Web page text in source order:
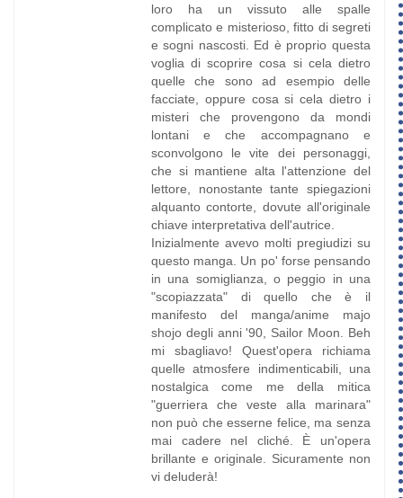
loro ha un vissuto alle spalle
complicato e misterioso, fitto di segreti
e sogni nascosti. Ed è proprio questa
voglia di scoprire cosa si cela dietro
quelle che sono ad esempio delle
facciate, oppure cosa si cela dietro i
misteri che provengono da mondi
lontani e che accompagnano e
sconvolgono le vite dei personaggi,
che si mantiene alta l'attenzione del
lettore, nonostante tante spiegazioni
alquanto contorte, dovute all'originale
chiave interpretativa dell'autrice.
Inizialmente avevo molti pregiudizi su
questo manga. Un po' forse pensando
in una somiglianza, o peggio in una
"scopiazzata" di quello che è il
manifesto del manga/anime majo
shojo degli anni '90, Sailor Moon. Beh
mi sbagliavo! Quest'opera richiama
quelle atmosfere indimenticabili, una
nostalgica come me della mitica
"guerriera che veste alla marinara"
non può che esserne felice, ma senza
mai cadere nel cliché. È un'opera
brillante e originale. Sicuramente non
vi deluderà!